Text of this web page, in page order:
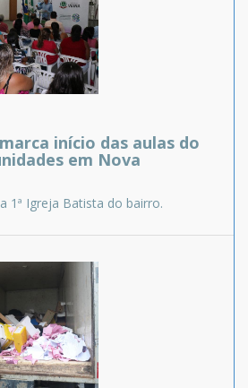
início das aulas do
em Nova
1ª Igreja Batista do bairro.